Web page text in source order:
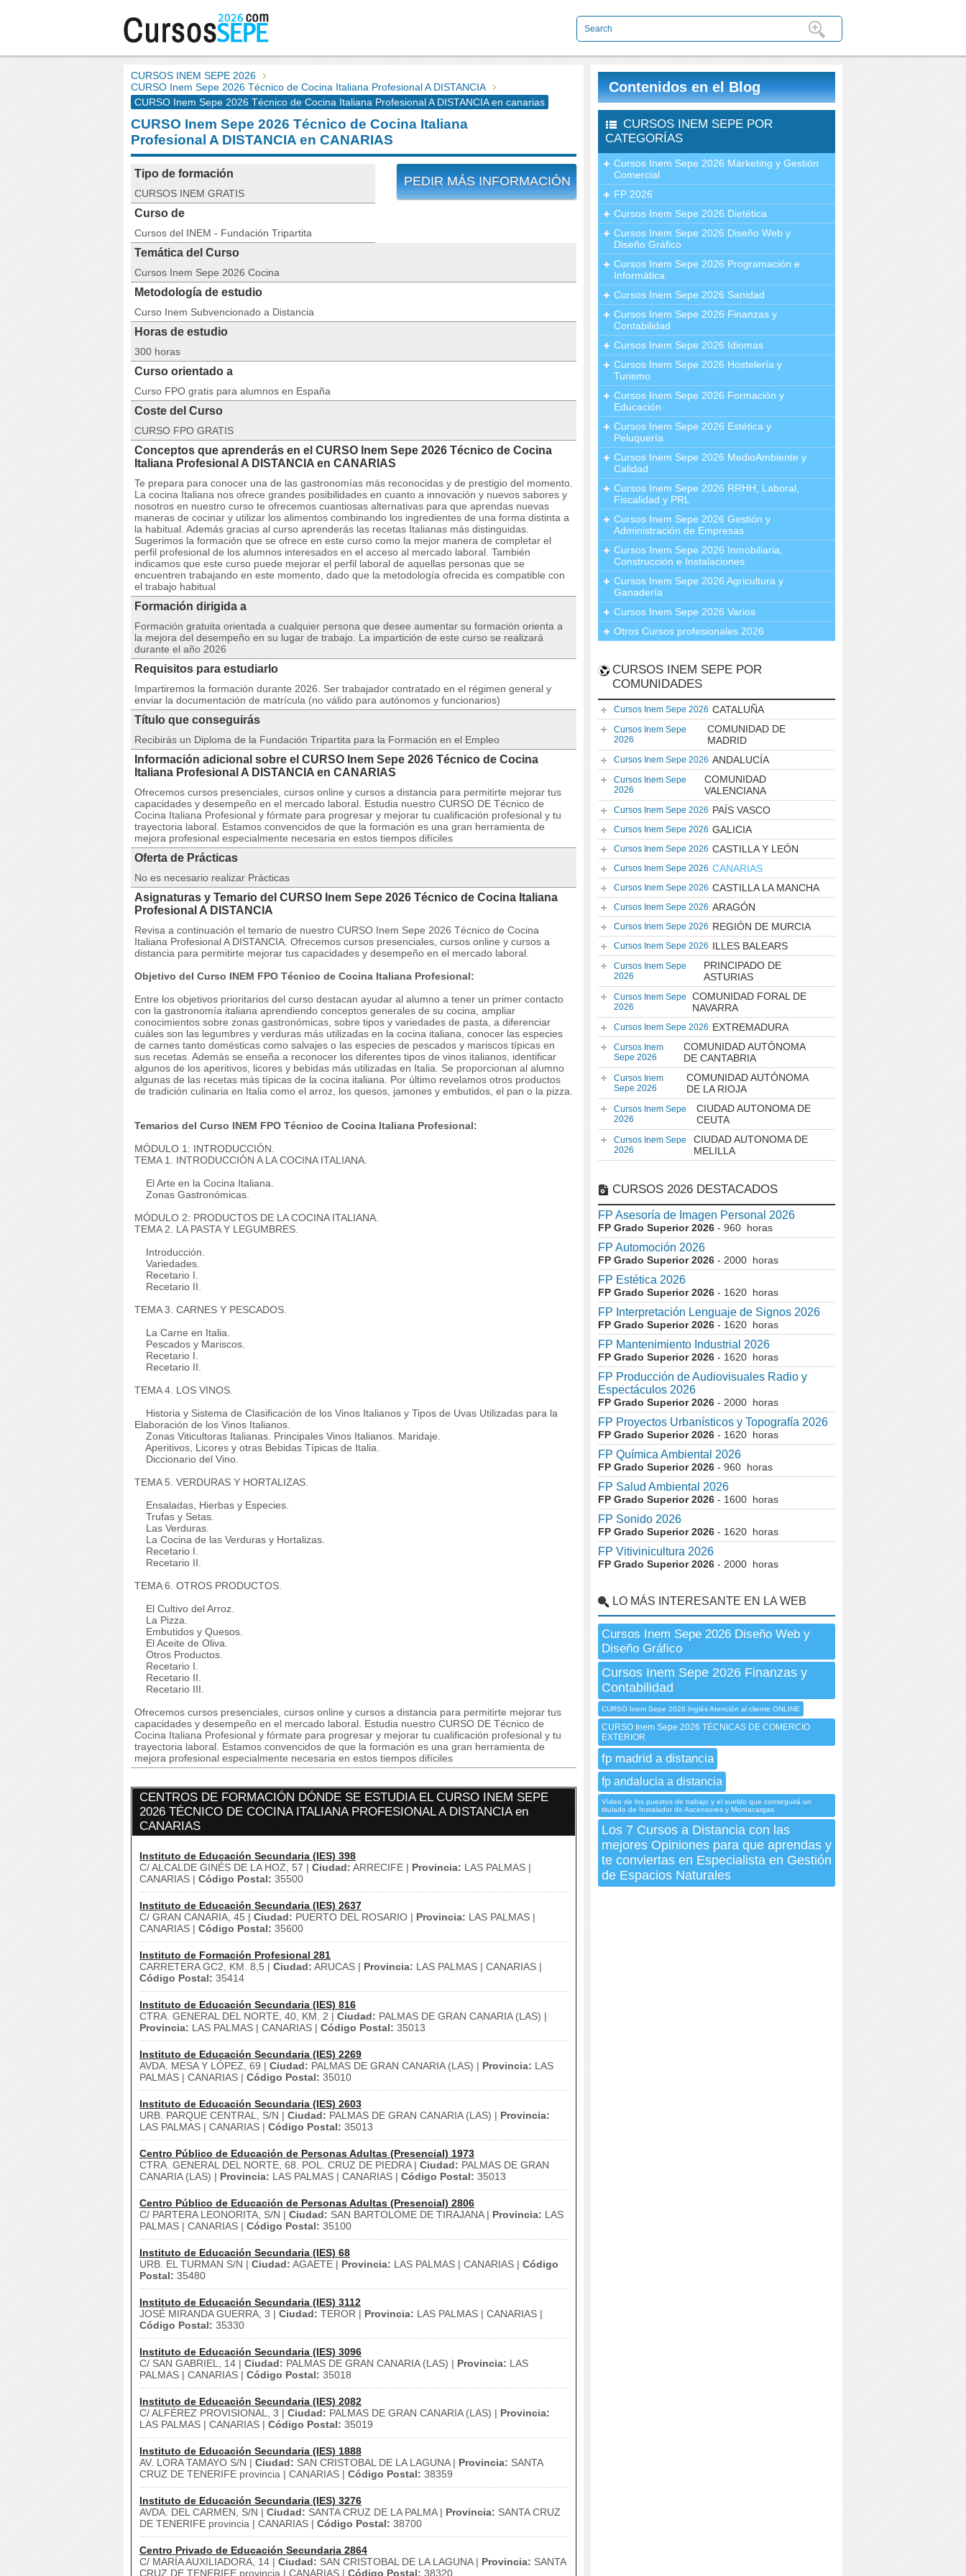
CURSOS INEM SEPE 2026
CURSO Inem Sepe 2026 Técnico de Cocina Italiana Profesional A DISTANCIA
CURSO Inem Sepe 2026 Técnico de Cocina Italiana Profesional A DISTANCIA en canarias
CURSO Inem Sepe 2026 Técnico de Cocina Italiana
Profesional A DISTANCIA en CANARIAS
PEDIR MÁS INFORMACIÓN
Tipo de formación
CURSOS INEM GRATIS
Curso de
Cursos del INEM - Fundación Tripartita
Temática del Curso
Cursos Inem Sepe 2026 Cocina
Metodología de estudio
Curso Inem Subvencionado a Distancia
Horas de estudio
300 horas
Curso orientado a
Curso FPO gratis para alumnos en España
Coste del Curso
CURSO FPO GRATIS
Conceptos que aprenderás en el CURSO Inem Sepe 2026 Técnico de Cocina
Italiana Profesional A DISTANCIA en CANARIAS
Te prepara para conocer una de las gastronomías más reconocidas y de prestigio del momento.
La cocina Italiana nos ofrece grandes posibilidades en cuanto a innovación y nuevos sabores y
nosotros en nuestro curso te ofrecemos cuantiosas alternativas para que aprendas nuevas
maneras de cocinar y utilizar los alimentos combinando los ingredientes de una forma distinta a
la habitual. Además gracias al curso aprenderás las recetas Italianas más distinguidas.
Sugerimos la formación que se ofrece en este curso como la mejor manera de completar el
perfil profesional de los alumnos interesados en el acceso al mercado laboral. También
indicamos que este curso puede mejorar el perfil laboral de aquellas personas que se
encuentren trabajando en este momento, dado que la metodología ofrecida es compatible con
el trabajo habitual
Formación dirigida a
Formación gratuita orientada a cualquier persona que desee aumentar su formación orienta a
la mejora del desempeño en su lugar de trabajo. La impartición de este curso se realizará
durante el año 2026
Requisitos para estudiarlo
Impartiremos la formación durante 2026. Ser trabajador contratado en el régimen general y
enviar la documentación de matrícula (no válido para autónomos y funcionarios)
Título que conseguirás
Recibirás un Diploma de la Fundación Tripartita para la Formación en el Empleo
Información adicional sobre el CURSO Inem Sepe 2026 Técnico de Cocina
Italiana Profesional A DISTANCIA en CANARIAS
Ofrecemos cursos presenciales, cursos online y cursos a distancia para permitirte mejorar tus
capacidades y desempeño en el mercado laboral. Estudia nuestro CURSO DE Técnico de
Cocina Italiana Profesional y fórmate para progresar y mejorar tu cualificación profesional y tu
trayectoria laboral. Estamos convencidos de que la formación es una gran herramienta de
mejora profesional especialmente necesaria en estos tiempos difíciles
Oferta de Prácticas
No es necesario realizar Prácticas
Asignaturas y Temario del CURSO Inem Sepe 2026 Técnico de Cocina Italiana
Profesional A DISTANCIA
Revisa a continuación el temario de nuestro CURSO Inem Sepe 2026 Técnico de Cocina
Italiana Profesional A DISTANCIA. Ofrecemos cursos presenciales, cursos online y cursos a
distancia para permitirte mejorar tus capacidades y desempeño en el mercado laboral.
Objetivo del Curso INEM FPO Técnico de Cocina Italiana Profesional:
Entre los objetivos prioritarios del curso destacan ayudar al alumno a tener un primer contacto
con la gastronomía italiana aprendiendo conceptos generales de su cocina, ampliar
conocimientos sobre zonas gastronómicas, sobre tipos y variedades de pasta, a diferenciar
cuáles son las legumbres y verduras más utilizadas en la cocina italiana, conocer las especies
de carnes tanto domésticas como salvajes o las especies de pescados y mariscos típicas en
sus recetas. Además se enseña a reconocer los diferentes tipos de vinos italianos, identificar
algunos de los aperitivos, licores y bebidas más utilizadas en Italia. Se proporcionan al alumno
algunas de las recetas más típicas de la cocina italiana. Por último revelamos otros productos
de tradición culinaria en Italia como el arroz, los quesos, jamones y embutidos, el pan o la pizza.
Temarios del Curso INEM FPO Técnico de Cocina Italiana Profesional:
MÓDULO 1: INTRODUCCIÓN.
TEMA 1. INTRODUCCIÓN A LA COCINA ITALIANA.
El Arte en la Cocina Italiana.
Zonas Gastronómicas.
MÓDULO 2: PRODUCTOS DE LA COCINA ITALIANA.
TEMA 2. LA PASTA Y LEGUMBRES.
Introducción.
Variedades.
Recetario I.
Recetario II.
TEMA 3. CARNES Y PESCADOS.
La Carne en Italia.
Pescados y Mariscos.
Recetario I.
Recetario II.
TEMA 4. LOS VINOS.
Historia y Sistema de Clasificación de los Vinos Italianos y Tipos de Uvas Utilizadas para la
Elaboración de los Vinos Italianos.
Zonas Viticultoras Italianas. Principales Vinos Italianos. Maridaje.
Aperitivos, Licores y otras Bebidas Típicas de Italia.
Diccionario del Vino.
TEMA 5. VERDURAS Y HORTALIZAS.
Ensaladas, Hierbas y Especies.
Trufas y Setas.
Las Verduras.
La Cocina de las Verduras y Hortalizas.
Recetario I.
Recetario II.
TEMA 6. OTROS PRODUCTOS.
El Cultivo del Arroz.
La Pizza.
Embutidos y Quesos.
El Aceite de Oliva.
Otros Productos.
Recetario I.
Recetario II.
Recetario III.
Ofrecemos cursos presenciales, cursos online y cursos a distancia para permitirte mejorar tus
capacidades y desempeño en el mercado laboral. Estudia nuestro CURSO DE Técnico de
Cocina Italiana Profesional y fórmate para progresar y mejorar tu cualificación profesional y tu
trayectoria laboral. Estamos convencidos de que la formación es una gran herramienta de
mejora profesional especialmente necesaria en estos tiempos difíciles
CENTROS DE FORMACIÓN DÓNDE SE ESTUDIA EL CURSO INEM SEPE
2026 TÉCNICO DE COCINA ITALIANA PROFESIONAL A DISTANCIA en
CANARIAS
Instituto de Educación Secundaria (IES) 398
C/ ALCALDE GINÉS DE LA HOZ, 57 | Ciudad: ARRECIFE | Provincia: LAS PALMAS |
CANARIAS | Código Postal: 35500
Instituto de Educación Secundaria (IES) 2637
C/ GRAN CANARIA, 45 | Ciudad: PUERTO DEL ROSARIO | Provincia: LAS PALMAS |
CANARIAS | Código Postal: 35600
Instituto de Formación Profesional 281
CARRETERA GC2, KM. 8,5 | Ciudad: ARUCAS | Provincia: LAS PALMAS | CANARIAS |
Código Postal: 35414
Instituto de Educación Secundaria (IES) 816
CTRA. GENERAL DEL NORTE, 40, KM. 2 | Ciudad: PALMAS DE GRAN CANARIA (LAS) |
Provincia: LAS PALMAS | CANARIAS | Código Postal: 35013
Instituto de Educación Secundaria (IES) 2269
AVDA. MESA Y LÓPEZ, 69 | Ciudad: PALMAS DE GRAN CANARIA (LAS) | Provincia: LAS
PALMAS | CANARIAS | Código Postal: 35010
Instituto de Educación Secundaria (IES) 2603
URB. PARQUE CENTRAL, S/N | Ciudad: PALMAS DE GRAN CANARIA (LAS) | Provincia:
LAS PALMAS | CANARIAS | Código Postal: 35013
Centro Público de Educación de Personas Adultas (Presencial) 1973
CTRA. GENERAL DEL NORTE, 68. POL. CRUZ DE PIEDRA | Ciudad: PALMAS DE GRAN
CANARIA (LAS) | Provincia: LAS PALMAS | CANARIAS | Código Postal: 35013
Centro Público de Educación de Personas Adultas (Presencial) 2806
C/ PARTERA LEONORITA, S/N | Ciudad: SAN BARTOLOME DE TIRAJANA | Provincia: LAS
PALMAS | CANARIAS | Código Postal: 35100
Instituto de Educación Secundaria (IES) 68
URB. EL TURMAN S/N | Ciudad: AGAETE | Provincia: LAS PALMAS | CANARIAS | Código
Postal: 35480
Instituto de Educación Secundaria (IES) 3112
JOSÉ MIRANDA GUERRA, 3 | Ciudad: TEROR | Provincia: LAS PALMAS | CANARIAS |
Código Postal: 35330
Instituto de Educación Secundaria (IES) 3096
C/ SAN GABRIEL, 14 | Ciudad: PALMAS DE GRAN CANARIA (LAS) | Provincia: LAS
PALMAS | CANARIAS | Código Postal: 35018
Instituto de Educación Secundaria (IES) 2082
C/ ALFÉREZ PROVISIONAL, 3 | Ciudad: PALMAS DE GRAN CANARIA (LAS) | Provincia:
LAS PALMAS | CANARIAS | Código Postal: 35019
Instituto de Educación Secundaria (IES) 1888
AV. LORA TAMAYO S/N | Ciudad: SAN CRISTOBAL DE LA LAGUNA | Provincia: SANTA
CRUZ DE TENERIFE provincia | CANARIAS | Código Postal: 38359
Instituto de Educación Secundaria (IES) 3276
AVDA. DEL CARMEN, S/N | Ciudad: SANTA CRUZ DE LA PALMA | Provincia: SANTA CRUZ
DE TENERIFE provincia | CANARIAS | Código Postal: 38700
Centro Privado de Educación Secundaria 2864
C/ MARÍA AUXILIADORA, 14 | Ciudad: SAN CRISTOBAL DE LA LAGUNA | Provincia: SANTA
CRUZ DE TENERIFE provincia | CANARIAS | Código Postal: 38320
Contenidos en el Blog
CURSOS INEM SEPE POR
CATEGORÍAS
Cursos Inem Sepe 2026 Márketing y Gestión
Comercial
FP 2026
Cursos Inem Sepe 2026 Dietética
Cursos Inem Sepe 2026 Diseño Web y
Diseño Gráfico
Cursos Inem Sepe 2026 Programación e
Informática
Cursos Inem Sepe 2026 Sanidad
Cursos Inem Sepe 2026 Finanzas y
Contabilidad
Cursos Inem Sepe 2026 Idiomas
Cursos Inem Sepe 2026 Hostelería y
Turismo
Cursos Inem Sepe 2026 Formación y
Educación
Cursos Inem Sepe 2026 Estética y
Peluquería
Cursos Inem Sepe 2026 MedioAmbiente y
Calidad
Cursos Inem Sepe 2026 RRHH, Laboral,
Fiscalidad y PRL
Cursos Inem Sepe 2026 Gestión y
Administración de Empresas
Cursos Inem Sepe 2026 Inmobiliaria,
Construcción e Instalaciones
Cursos Inem Sepe 2026 Agricultura y
Ganadería
Cursos Inem Sepe 2026 Varios
Otros Cursos profesionales 2026
CURSOS INEM SEPE POR
COMUNIDADES
Cursos Inem Sepe 2026 CATALUÑA
Cursos Inem Sepe
2026
COMUNIDAD DE
MADRID
Cursos Inem Sepe 2026 ANDALUCÍA
Cursos Inem Sepe
2026
COMUNIDAD
VALENCIANA
Cursos Inem Sepe 2026 PAÍS VASCO
Cursos Inem Sepe 2026 GALICIA
Cursos Inem Sepe 2026 CASTILLA Y LEÓN
Cursos Inem Sepe 2026 CANARIAS
Cursos Inem Sepe 2026 CASTILLA LA MANCHA
Cursos Inem Sepe 2026 ARAGÓN
Cursos Inem Sepe 2026 REGIÓN DE MURCIA
Cursos Inem Sepe 2026 ILLES BALEARS
Cursos Inem Sepe
2026
PRINCIPADO DE
ASTURIAS
Cursos Inem Sepe
2026
COMUNIDAD FORAL DE
NAVARRA
Cursos Inem Sepe 2026 EXTREMADURA
Cursos Inem
Sepe 2026
COMUNIDAD AUTÓNOMA
DE CANTABRIA
Cursos Inem
Sepe 2026
COMUNIDAD AUTÓNOMA
DE LA RIOJA
Cursos Inem Sepe
2026
CIUDAD AUTONOMA DE
CEUTA
Cursos Inem Sepe
2026
CIUDAD AUTONOMA DE
MELILLA
CURSOS 2026 DESTACADOS
FP Asesoría de Imagen Personal 2026
FP Grado Superior 2026 - 960 horas
FP Automoción 2026
FP Grado Superior 2026 - 2000 horas
FP Estética 2026
FP Grado Superior 2026 - 1620 horas
FP Interpretación Lenguaje de Signos 2026
FP Grado Superior 2026 - 1620 horas
FP Mantenimiento Industrial 2026
FP Grado Superior 2026 - 1620 horas
FP Producción de Audiovisuales Radio y
Espectáculos 2026
FP Grado Superior 2026 - 2000 horas
FP Proyectos Urbanísticos y Topografía 2026
FP Grado Superior 2026 - 1620 horas
FP Química Ambiental 2026
FP Grado Superior 2026 - 960 horas
FP Salud Ambiental 2026
FP Grado Superior 2026 - 1600 horas
FP Sonido 2026
FP Grado Superior 2026 - 1620 horas
FP Vitivinicultura 2026
FP Grado Superior 2026 - 2000 horas
LO MÁS INTERESANTE EN LA WEB
Cursos Inem Sepe 2026 Diseño Web y
Diseño Gráfico
Cursos Inem Sepe 2026 Finanzas y
Contabilidad
CURSO Inem Sepe 2026 Inglés Atención al cliente ONLINE
CURSO Inem Sepe 2026 TÉCNICAS DE COMERCIO
EXTERIOR
fp madrid a distancia
fp andalucia a distancia
Vídeo de los puestos de trabajo y el sueldo que conseguirá un
titulado de Instalador de Ascensores y Montacargas
Los 7 Cursos a Distancia con las
mejores Opiniones para que aprendas y
te conviertas en Especialista en Gestión
de Espacios Naturales